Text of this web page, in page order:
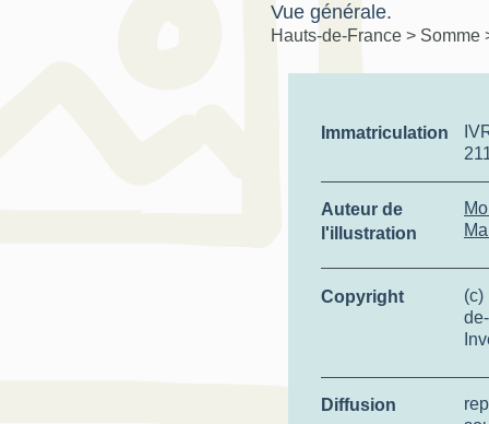
Vue générale.
Hauts-de-France > Somme
Immatriculation
Auteur de
l'illustration
Copyright
(c)
Diffusion